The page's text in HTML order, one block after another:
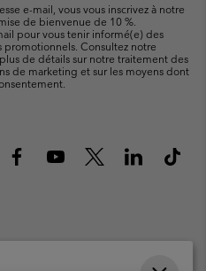
e-mail, vous vous inscrivez à notre
de bienvenue de 10 %.
pour vous tenir informé(e) des
Consultez notre
de détails sur notre traitement des
de marketing et sur les moyens dont